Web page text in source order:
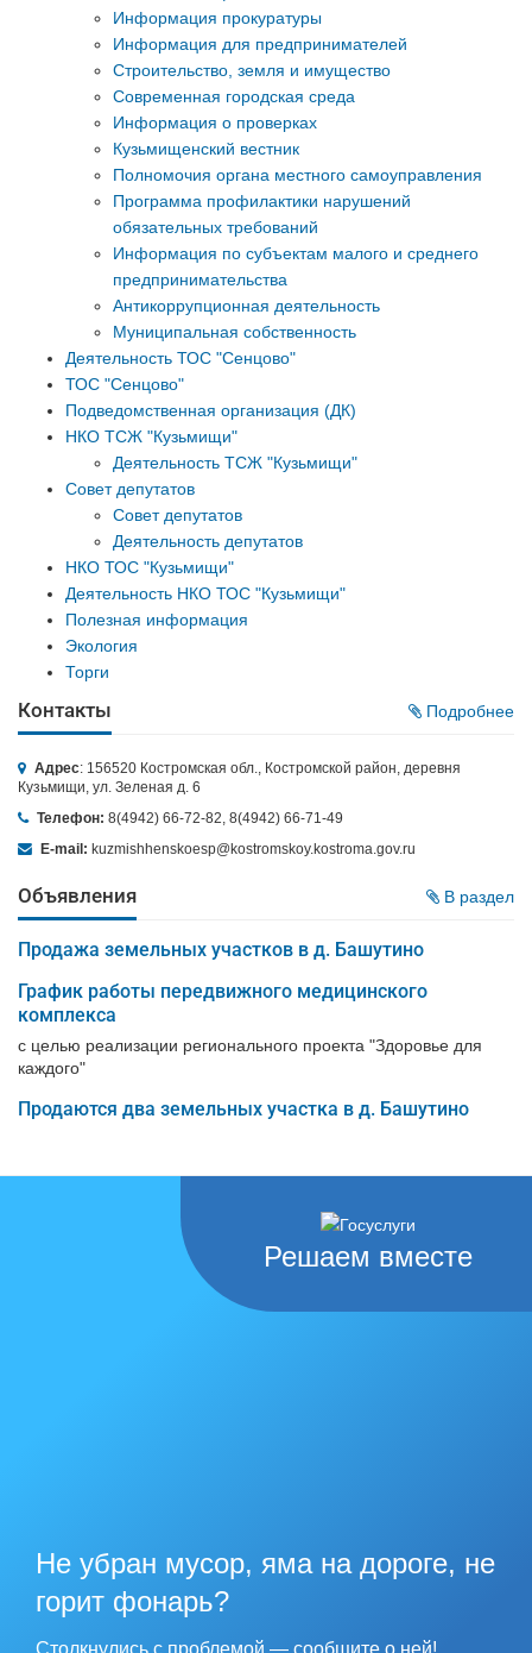
Информация прокуратуры
Информация для предпринимателей
Строительство, земля и имущество
Современная городская среда
Информация о проверках
Кузьмищенский вестник
Полномочия органа местного самоуправления
Программа профилактики нарушений
обязательных требований
Информация по субъектам малого и среднего
предпринимательства
Антикоррупционная деятельность
Муниципальная собственность
Деятельность ТОС "Сенцово"
ТОС "Сенцово"
Подведомственная организация (ДК)
НКО ТСЖ "Кузьмищи"
Деятельность ТСЖ "Кузьмищи"
Совет депутатов
Совет депутатов
Деятельность депутатов
НКО ТОС "Кузьмищи"
Деятельность НКО ТОС "Кузьмищи"
Полезная информация
Экология
Торги
Контакты Подробнее
Адрес: 156520 Костромская обл., Костромской район, деревня
Кузьмищи, ул. Зеленая д. 6
Телефон: 8(4942) 66-72-82, 8(4942) 66-71-49
E-mail: kuzmishhenskoesp@kostromskoy.kostroma.gov.ru
Объявления В раздел
Продажа земельных участков в д. Башутино
График работы передвижного медицинского
комплекса
с целью реализации регионального проекта "Здоровье для
каждого"
Продаются два земельных участка в д. Башутино
Решаем вместе
Не убран мусор, яма на дороге, не
горит фонарь?
Столкнулись с проблемой — сообщите о ней!